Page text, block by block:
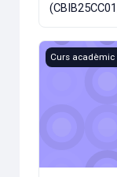
Curs